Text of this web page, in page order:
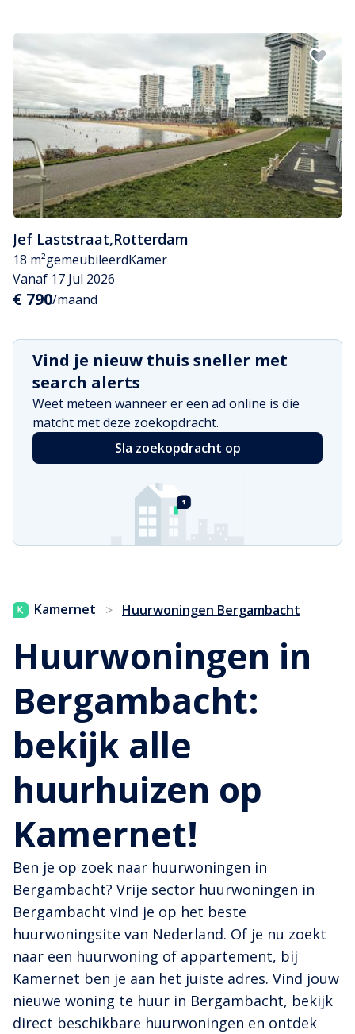
Jef Laststraat,Rotterdam
18 m²gemeubileerdKamer
Vanaf 17 Jul 2026
€ 790/maand
Vind je nieuw thuis sneller met
search alerts
Weet meteen wanneer er een ad online is die
matcht met deze zoekopdracht.
Sla zoekopdracht op
Kamernet > Huurwoningen Bergambacht
Huurwoningen in
Bergambacht:
bekijk alle
huurhuizen op
Kamernet!
Ben je op zoek naar huurwoningen in
Bergambacht? Vrije sector huurwoningen in
Bergambacht vind je op het beste
huurwoningsite van Nederland. Of je nu zoekt
naar een huurwoning of appartement, bij
Kamernet ben je aan het juiste adres. Vind jouw
nieuwe woning te huur in Bergambacht, bekijk
direct beschikbare huurwoningen en ontdek